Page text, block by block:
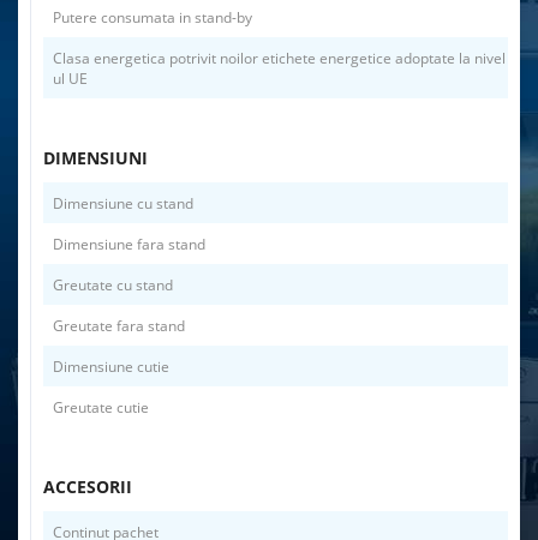
Putere consumata in stand-by
Clasa energetica potrivit noilor etichete energetice adoptate la nivel
ul UE
DIMENSIUNI
Dimensiune cu stand
Dimensiune fara stand
Greutate cu stand
Greutate fara stand
Dimensiune cutie
Greutate cutie
ACCESORII
Continut pachet